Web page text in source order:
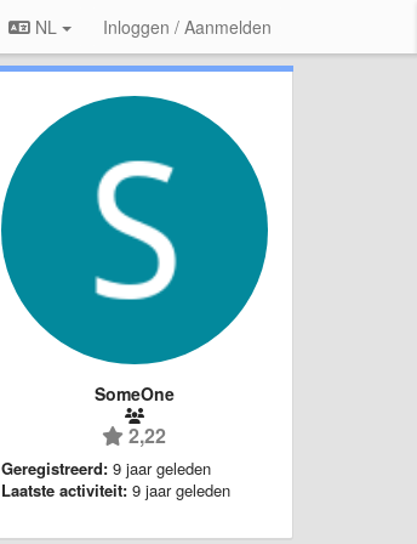
NL Inloggen / Aanmelden
SomeOne
2,22
Geregistreerd: 9 jaar geleden
Laatste activiteit: 9 jaar geleden